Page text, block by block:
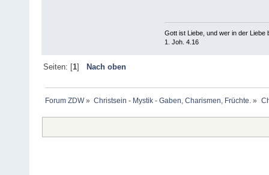
Gott ist Liebe, und wer in der Liebe
1. Joh. 4.16
Seiten: [1] Nach oben
Forum ZDW» Christsein - Mystik - Gaben, Charismen, Früchte. »